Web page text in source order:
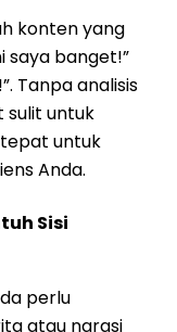
konten yang
saya banget!”
Tanpa analisis
sulit untuk
untuk
Anda.
Sisi
perlu
atau narasi